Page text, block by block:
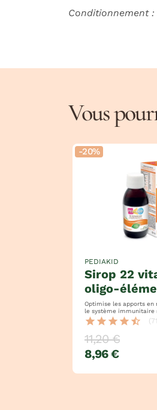
Conditionnement
Vous
-20%
sirop 22 vitamines et
oligo-
PEDIAKID
Optimise les apports en
le système immunitaire multivitamines et
tonus
star star star star star_half
11,20 €
8,96 €